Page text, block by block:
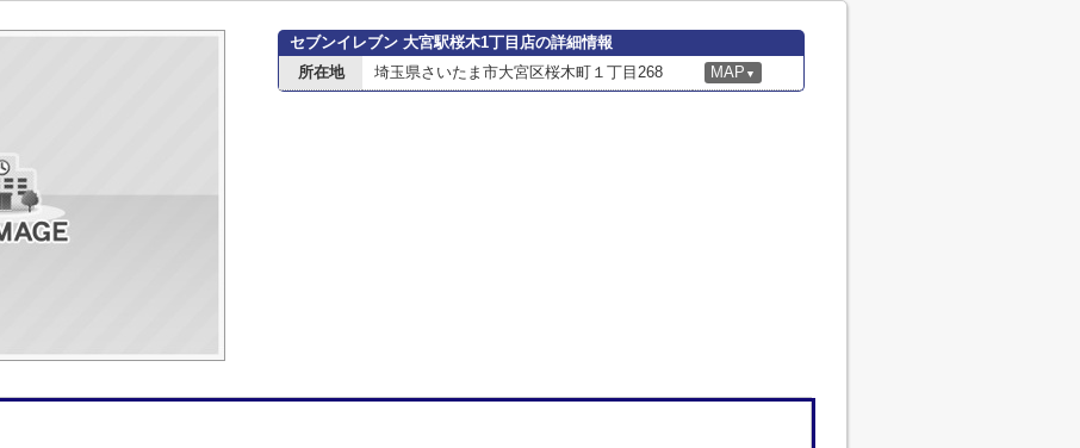
セブンイレブン 大宮駅桜木1丁目店の詳細情報
所在地
埼玉県さいたま市大宮区桜木町１丁目268 MAP ▼